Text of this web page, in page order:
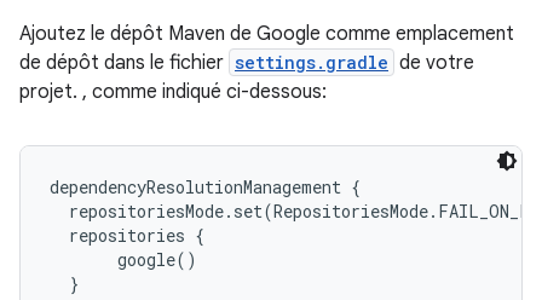
Ajoutez le dépôt Maven de Google comme emplacement
de dépôt dans le fichier settings.gradle de votre
projet. , comme indiqué ci-dessous:
dependencyResolutionManagement {
  repositories {
       google()
  }